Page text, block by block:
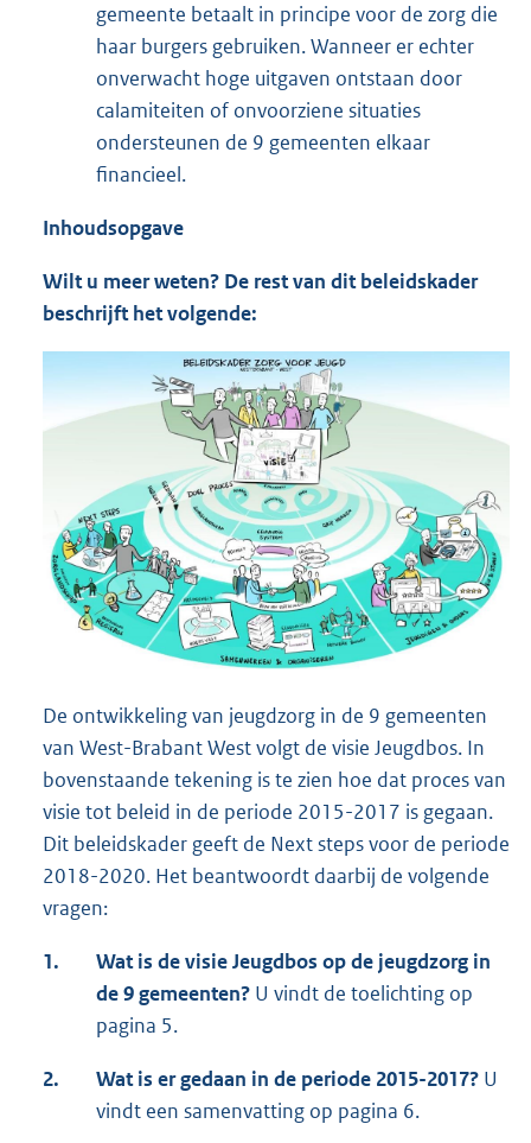
gemeente betaalt in principe voor de zorg die
haar burgers gebruiken. Wanneer er echter
onverwacht hoge uitgaven ontstaan door
calamiteiten of onvoorziene situaties
ondersteunen de 9 gemeenten elkaar
financieel.
Inhoudsopgave
Wilt u meer weten? De rest van dit beleidskader
beschrijft het volgende:
De ontwikkeling van jeugdzorg in de 9 gemeenten
van West-Brabant West volgt de visie Jeugdbos. In
bovenstaande tekening is te zien hoe dat proces van
visie tot beleid in de periode 2015-2017 is gegaan.
Dit beleidskader geeft de Next steps voor de periode
2018-2020. Het beantwoordt daarbij de volgende
vragen:
1.
Wat is de visie Jeugdbos op de jeugdzorg in
de 9 gemeenten? U vindt de toelichting op
pagina 5.
2. Wat is er gedaan in de periode 2015-2017? U
vindt een samenvatting op pagina 6.